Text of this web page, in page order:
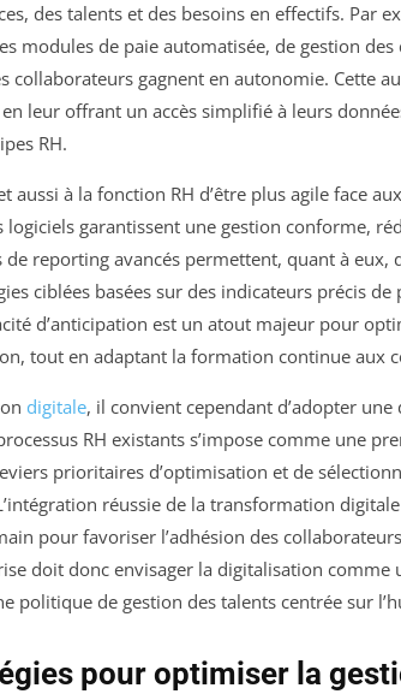
des talents et des besoins en effectifs. Par
modules de paie automatisée, de gestion des
collaborateurs gagnent en autonomie. Cette
en leur offrant un accès simplifié à leurs
RH.
aussi à la fonction RH d’être plus agile face
garantissent une gestion conforme,
reporting avancés permettent, quant à eux,
ciblées basées sur des indicateurs précis
d’anticipation est un atout majeur pour
tout en adaptant la formation continue aux
digitale, il convient cependant d’adopter
RH existants s’impose comme une
prioritaires d’optimisation et de
réussie de la transformation
pour favoriser l’adhésion des
doit donc envisager la digitalisation
politique de gestion des talents centrée sur
pour optimiser la